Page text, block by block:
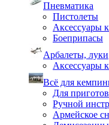
Пневматика
Пистолеты
Аксессуары
Боеприпасы
Арбалеты, луки
Аксессуары
Всё для
Для
Ручной
Армейское